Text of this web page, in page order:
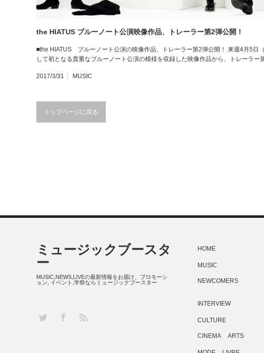
the HIATUS ブルーノート公演映像作品、トレーラー第2弾公開！
■the HIATUS ブルーノート公演の映像作品、トレーラー第2弾公開！ 来週4月5日
して初となる貴重なブルーノート公演の模様を収録した映像作品から、トレーラー
2017/3/31 MUSIC
トップページに戻る
HOME
MUSIC
NEWCOMERS
INTERVIEW
CULTURE
CINEMA ARTS
ミュージックブースタ
ー
MUSIC,NEWS,LIVEの最新情報をお届け、プロモーシ
ョン, イベント,学祭ならミュージックブースター
Twitter Facebook
RSS